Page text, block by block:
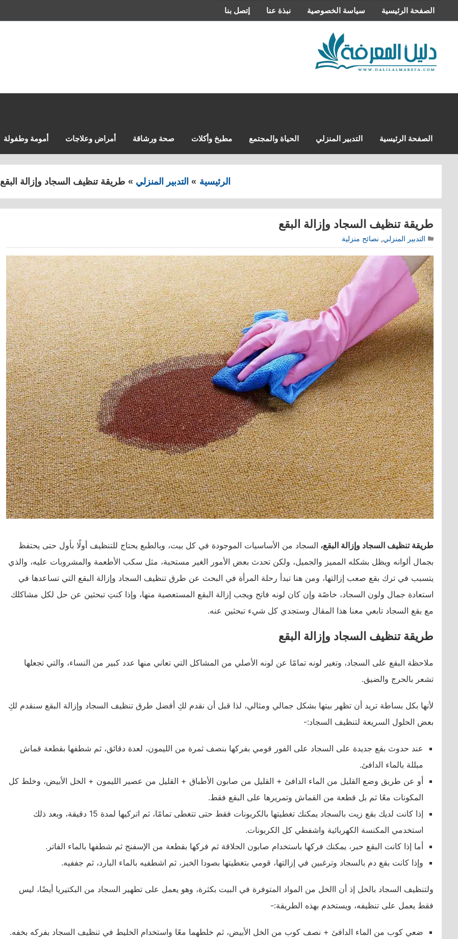
إلى
الصفحة الرئيسية سياسة الخصوصية نبذة عنا إتصل بنا
الصفحة الرئيسية التدبير المنزلي الحياة والمجتمع مطبخ وأكلات صحة ورشاقة أمراض وعلاجات أمومة وطفولة
الرئيسية التدبير المنزلي طريقة تنظيف السجاد وإزالة البقع
طريقة تنظيف السجاد وإزالة البقع
التدبير المنزلي, نصائح منزلية
طريقة تنظيف السجاد وإزالة البقع، السجاد من الأساسيات الموجودة في كل بيت، وبالطبع يحتاج للتنظيف أولًا بأول حتى يحتفظ
بجمال ألوانه ويظل بشكله المميز والجميل، ولكن تحدث بعض الأمور الغير مستحبة، مثل سكب الأطعمة والمشروبات عليه، والذي
يتسبب في ترك بقع صعب إزالتها، ومن هنا تبدأ رحلة المرأة في البحث عن طرق تنظيف السجاد وإزالة البقع التي تساعدها في
استعادة جمال ولون السجاد، خاصًة وإن كان لونه فاتح ويجب إزالة البقع المستعصية منها، وإذا كنتِ تبحثين عن حل لكل مشاكلك
مع بقع السجاد تابعي معنا هذا المقال وستجدي كل شيء تبحثين عنه.
طريقة تنظيف السجاد وإزالة البقع
ملاحظة البقع على السجاد، وتغير لونه تمامًا عن لونه الأصلي من المشاكل التي تعاني منها عدد كبير من النساء، والتي تجعلها
تشعر بالحرج والضيق.
لأنها بكل بساطة تريد أن تظهر بيتها بشكل جمالي ومثالي، لذا قبل أن نقدم لكِ أفضل طرق تنظيف السجاد وإزالة البقع سنقدم لكِ
بعض الحلول السريعة لتنظيف السجاد:-
عند حدوث بقع جديدة على السجاد على الفور قومي بفركها بنصف ثمرة من الليمون، لعدة دقائق، ثم شطفها بقطعة قماش
مبللة بالماء الدافئ.
أو عن طريق وضع القليل من الماء الدافئ + القليل من صابون الأطباق + القليل من عصير الليمون + الخل الأبيض، وخلط كل
المكونات معًا ثم بل قطعة من القماش وتمريرها على البقع فقط.
إذا كانت لديك بقع زيت بالسجاد يمكنك تغطيتها بالكربونات فقط حتى تتغطى تمامًا، ثم اتركيها لمدة 15 دقيقة، وبعد ذلك
استخدمي المكنسة الكهربائية واشفطي كل الكربونات.
أما إذا كانت البقع حبر، يمكنك فركها باستخدام صابون الحلاقة ثم فركها بقطعة من الإسفنج ثم شطفها بالماء الفاتر.
وإذا كانت بقع دم بالسجاد وترغبين في إزالتها، قومي بتغطيتها بصودا الخبز، ثم اشطفيه بالماء البارد، ثم جففيه.
ولتنظيف السجاد بالخل إذ أن االخل من المواد المتوفرة في البيت بكثرة، وهو يعمل على تطهير السجاد من البكتيريا أيضًا، ليس
فقط يعمل على تنظيفه، ويستخدم بهذه الطريقة:-
ضعي كوب من الماء الدافئ + نصف كوب من الخل الأبيض، ثم خلطهما معًا واستخدام الخليط في تنظيف السجاد بفركه بخفه.